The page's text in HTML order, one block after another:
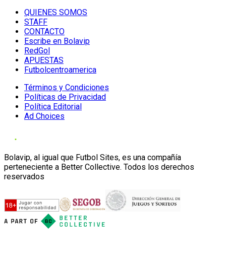
QUIENES SOMOS
STAFF
CONTACTO
Escribe en Bolavip
RedGol
APUESTAS
Futbolcentroamerica
Términos y Condiciones
Políticas de Privacidad
Política Editorial
Ad Choices
Bolavip, al igual que Futbol Sites, es una compañía
perteneciente a Better Collective. Todos los derechos
reservados